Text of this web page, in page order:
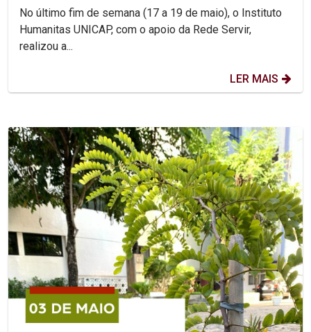
No último fim de semana (17 a 19 de maio), o Instituto
Humanitas UNICAP, com o apoio da Rede Servir,
realizou a...
LER MAIS